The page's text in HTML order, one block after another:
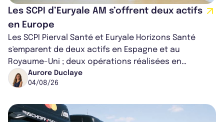
Les SCPI d’Euryale AM s’offrent deux actifs
en Europe
Les SCPI Pierval Santé et Euryale Horizons Santé
s'emparent de deux actifs en Espagne et au
Royaume-Uni ; deux opérations réalisées en
partenariat. Ces co-acquisitions permettent a...
Aurore Duclaye
04/08/26